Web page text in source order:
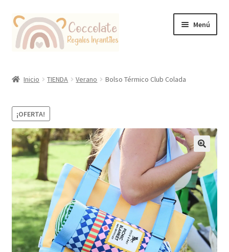
Ir
la
Ir
contenido
Menú
Inicio TIENDA Verano Bolso Térmico Club Colada
¡OFERTA!
🔍